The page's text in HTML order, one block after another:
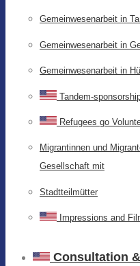
Gemeinwesenarbeit in
Gemeinwesenarbeit in
Gemeinwesenarbeit in
Tandem-
Refugees go
Migrantinnen und
Gesellschaft mit
Stadtteilmütter
Impressions and
Consultation &